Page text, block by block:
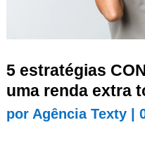
5 estratégias
uma renda extra
por Agência Texty|